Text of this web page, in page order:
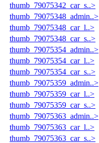
thumb_79075342_car_s..>
thumb_79075348_admin..>
thumb_79075348_car_l..>
thumb_79075348_car_s..>
thumb_79075354_admin..>
thumb_79075354_car_l..>
thumb_79075354_car_s..>
thumb_79075359_admin..>
thumb_79075359_car_l..>
thumb_79075359_car_s..>
thumb_79075363_admin..>
thumb_79075363_car_l..>
thumb_79075363_car_s..>